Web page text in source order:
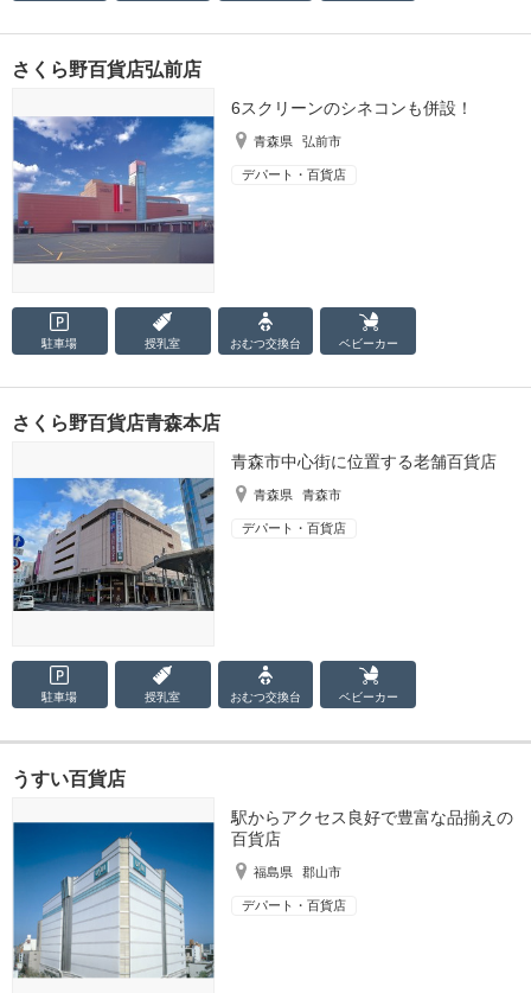
さくら野百貨店弘前店
6スクリーンのシネコンも併設！
青森県 弘前市
デパート・百貨店
駐車場 授乳室 おむつ交換台 ベビーカー
さくら野百貨店青森本店
青森市中心街に位置する老舗百貨店
青森県 青森市
デパート・百貨店
駐車場 授乳室 おむつ交換台 ベビーカー
うすい百貨店
駅からアクセス良好で豊富な品揃えの
百貨店
福島県 郡山市
デパート・百貨店